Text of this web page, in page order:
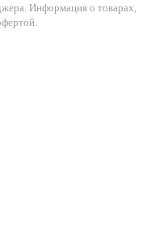
Информация о товарах,